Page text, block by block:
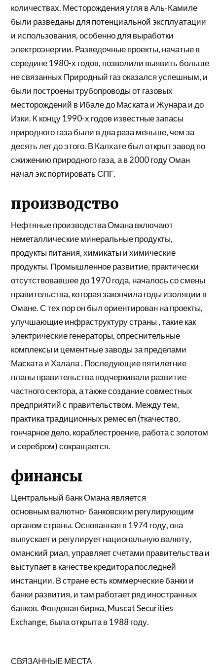
количествах. Месторождения угля в Аль-Камиле
были разведаны для потенциальной эксплуатации
и использования, особенно для выработки
электроэнергии. Разведочные проекты, начатые в
середине 1980-х годов, позволили выявить больше
не связанных Природный газоказался успешным, и
были построены трубопроводы от газовых
месторождений в Ибале доМаскатаи Жунара и до
Изки. К концу 1990-х годов известные запасы
природного газа были в два раза меньше, чем за
десять лет до этого. В Калхате был открыт завод по
сжижению природного газа, а в 2000 году Оман
начал экспортировать СПГ.
производство
Нефтяные производства Омана включают
неметаллические минеральные продукты,
продукты питания, химикаты и химические
продукты. Промышленное развитие, практически
отсутствовавшее до 1970 года, началось со смены
правительства, которая закончила годы изоляции в
Омане. С тех пор он был ориентирован на проекты,
улучшающиеинфраструктурустраны , такие как
электрические генераторы, опреснительные
комплексы и цементные заводы за пределами
Маската иХалала. Последующие пятилетние
планы правительства подчеркивали развитие
частного сектора, а также создание совместных
предприятий с правительством. Между тем,
практика традиционных ремесел (ткачество,
гончарное дело, кораблестроение, работа с золотом
и серебром) сокращается.
финансы
Центральный банк Омана является
основным валютно- банковским регулирующим
органом страны. Основанная в 1974 году, она
выпускает и регулирует национальную валюту,
оманский риал, управляет счетами правительства и
выступает в качестве кредитора последней
инстанции. В стране есть коммерческие банки и
банки развития, и там работает ряд иностранных
банков. Фондовая биржа, Muscat Securities
Exchange, была открыта в 1988 году.
СВЯЗАННЫЕ МЕСТА